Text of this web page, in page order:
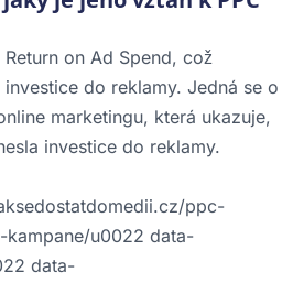
on Ad Spend, což
do reklamy. Jedná se o
marketingu, která ukazuje,
investice do reklamy.
ppc-
kampane/u0022 data-
data-